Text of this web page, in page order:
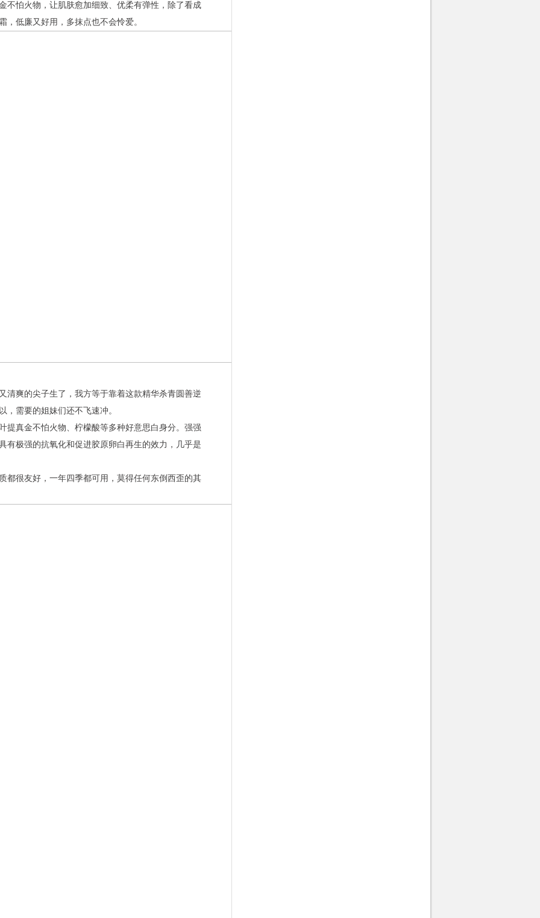
不怕火物，让肌肤愈加细致、优柔有弹性，除了看成
，低廉又好用，多抹点也不会怜爱。
清爽的尖子生了，我方等于靠着这款精华杀青圆善逆
，需要的姐妹们还不飞速冲。
提真金不怕火物、柠檬酸等多种好意思白身分。强强
有极强的抗氧化和促进胶原卵白再生的效力，几乎是
都很友好，一年四季都可用，莫得任何东倒西歪的其